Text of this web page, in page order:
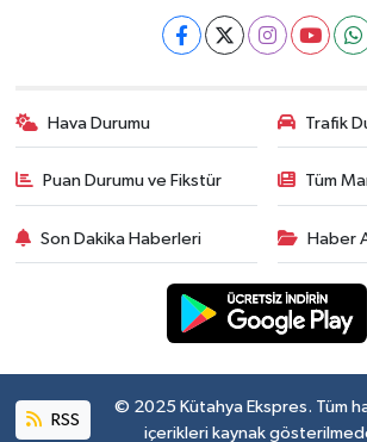
Hava Durumu Trafik
Puan Durumu ve Fikstür Tüm
Son Dakika Haberleri Haber
RSS
© 2025 Kütahya Ekspres. Tüm
içerikleri kaynak